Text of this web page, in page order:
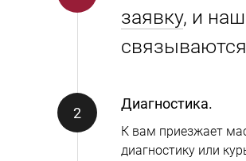
заявку, и
Диагностика.
К вам приезжает
диагностику или